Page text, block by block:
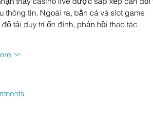
tin. Ngoài ra, bắn cá và slot game
tải duy trì ổn định, phản hồi thao tác